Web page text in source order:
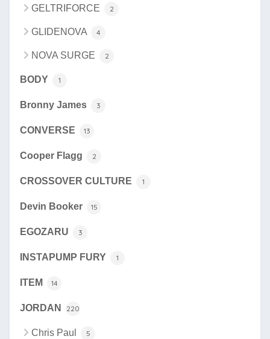
GELTRIFORCE 2
GLIDENOVA 4
NOVA SURGE 2
BODY 1
Bronny James 3
CONVERSE 13
Cooper Flagg 2
CROSSOVER CULTURE 1
Devin Booker 15
EGOZARU 3
INSTAPUMP FURY 1
ITEM 14
JORDAN 220
Chris Paul 5